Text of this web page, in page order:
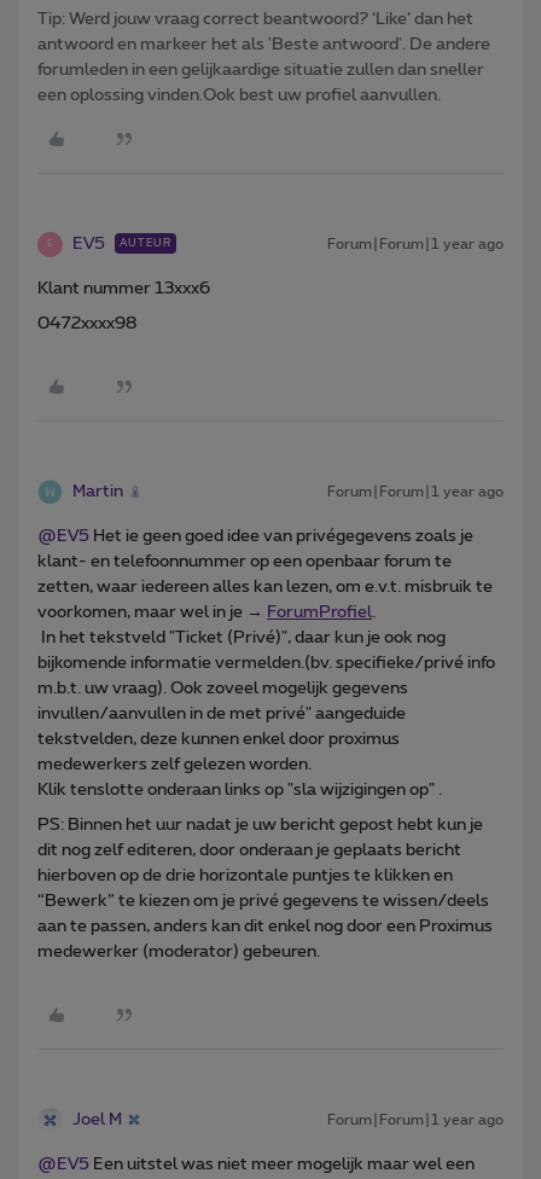
Tip: Werd jouw vraag correct beantwoord? ‘Like’ dan het
antwoord en markeer het als 'Beste antwoord'. De andere
forumleden in een gelijkaardige situatie zullen dan sneller
een oplossing vinden.Ook best uw profiel aanvullen.
E EV5 AUTEUR Forum|Forum|1 year ago
Klant nummer 13xxx6
0472xxxx98
Martin Forum|Forum|1 year ago
@EV5 Het ie geen goed idee van privégegevens zoals je
klant- en telefoonnummer op een openbaar forum te
zetten, waar iedereen alles kan lezen, om e.v.t. misbruik te
voorkomen, maar wel in je → ForumProfiel
In het tekstveld "Ticket (Privé)", daar kun je ook nog
bijkomende informatie vermelden.(bv. specifieke/privé info
m.b.t. uw vraag). Ook zoveel mogelijk gegevens
invullen/aanvullen in de met privé" aangeduide
tekstvelden, deze kunnen enkel door proximus
medewerkers zelf gelezen worden.
Klik tenslotte onderaan links op "sla wijzigingen op" .
PS: Binnen het uur nadat je uw bericht gepost hebt kun je
dit nog zelf editeren, door onderaan je geplaats bericht
hierboven op de drie horizontale puntjes te klikken en
“Bewerk” te kiezen om je privé gegevens te wissen/deels
aan te passen, anders kan dit enkel nog door een Proximus
medewerker (moderator) gebeuren.
Joel M Forum|Forum|1 year ago
@EV5 Een uitstel was niet meer mogelijk maar wel een